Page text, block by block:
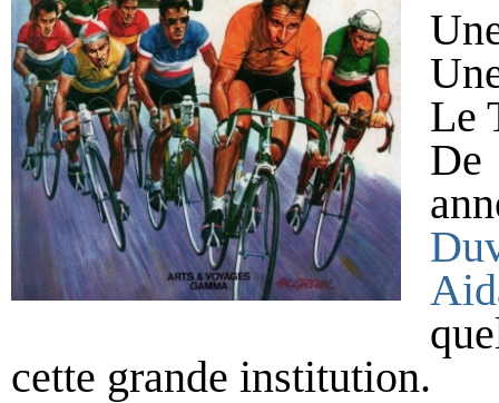
Le
De
cette grande institution.